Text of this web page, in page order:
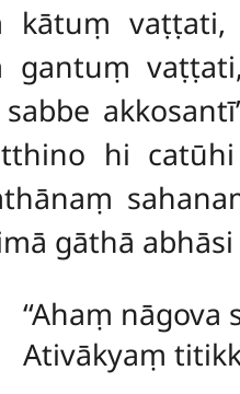
kātuṃ vaṭṭati,
gantuṃ vaṭṭati,
hi
gāthā abhāsi
‘‘Ahaṃ
Ativākyaṃ